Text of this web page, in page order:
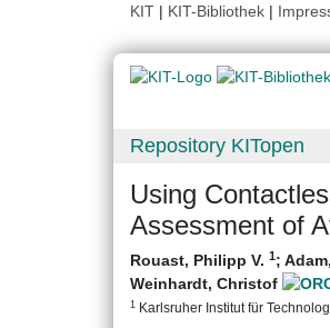
KIT | KIT-Bibliothek |
Repository KITopen
Using
Assessment of
Rouast, Philipp V. 1;
Weinhardt, Christof
1 Karlsruher Institut für